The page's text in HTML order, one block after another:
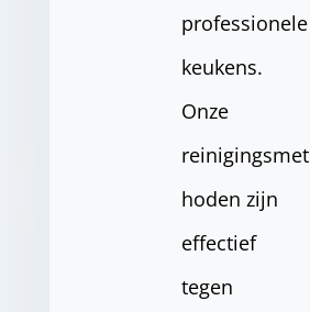
professionele
keukens.
Onze
reinigingsmet
hoden zijn
effectief
tegen